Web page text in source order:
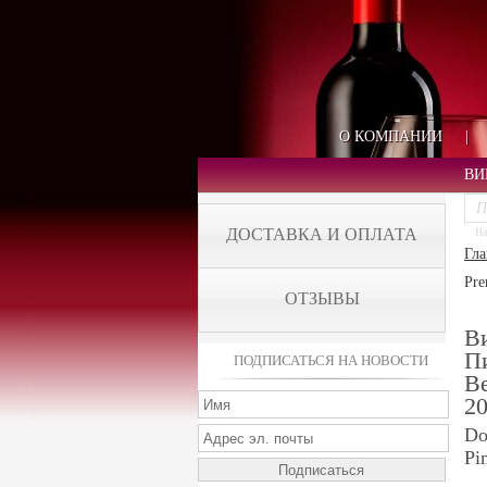
О КОМПАНИИ |
ДОСТАВКА И ОПЛАТА
ОТЗЫВЫ
ПОДПИСАТЬСЯ НА НОВОСТИ